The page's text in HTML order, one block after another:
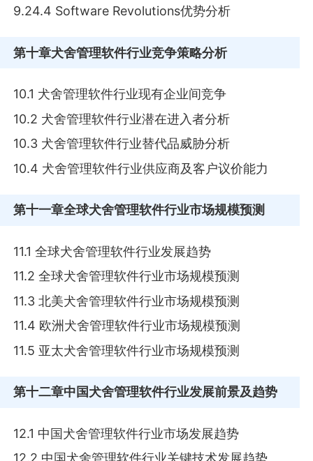
9.24.4 Software Revolutions优势分析
第十章犬舍管理软件行业竞争策略分析
10.1 犬舍管理软件行业现有企业间竞争
10.2 犬舍管理软件行业潜在进入者分析
10.3 犬舍管理软件行业替代品威胁分析
10.4 犬舍管理软件行业供应商及客户议价能力
第十一章全球犬舍管理软件行业市场规模预测
11.1 全球犬舍管理软件行业发展趋势
11.2 全球犬舍管理软件行业市场规模预测
11.3 北美犬舍管理软件行业市场规模预测
11.4 欧洲犬舍管理软件行业市场规模预测
11.5 亚太犬舍管理软件行业市场规模预测
第十二章中国犬舍管理软件行业发展前景及趋势
12.1 中国犬舍管理软件行业市场发展趋势
12.2 中国犬舍管理软件行业关键技术发展趋势